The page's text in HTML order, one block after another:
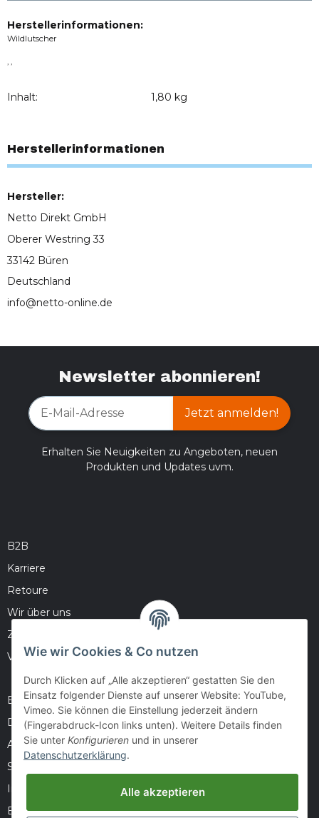
Herstellerinformationen:
Wildlutscher
, ,
Inhalt: 1,80 kg
Herstellerinformationen
Hersteller:
Netto Direkt GmbH
Oberer Westring 33
33142 Büren
Deutschland
info@netto-online.de
Newsletter abonnieren!
Jetzt anmelden!
Erhalten Sie Neuigkeiten zu Angeboten, neuen
Produkten und Updates uvm.
B2B
Karriere
Retoure
Wir über uns
Zahlungsmöglichkeiten
Versandinformationen
Barrierefreiheitserklärung
Datenschutz
AGB
Sitemap
Impressum
Batteriegesetzhinweise
Wie wir Cookies & Co nutzen
Durch Klicken auf „Alle akzeptieren“ gestatten Sie den
Einsatz folgender Dienste auf unserer Website: YouTube,
Vimeo. Sie können die Einstellung jederzeit ändern
(Fingerabdruck-Icon links unten). Weitere Details finden
Sie unter Konfigurieren und in unserer
Datenschutzerklärung.
Alle akzeptieren